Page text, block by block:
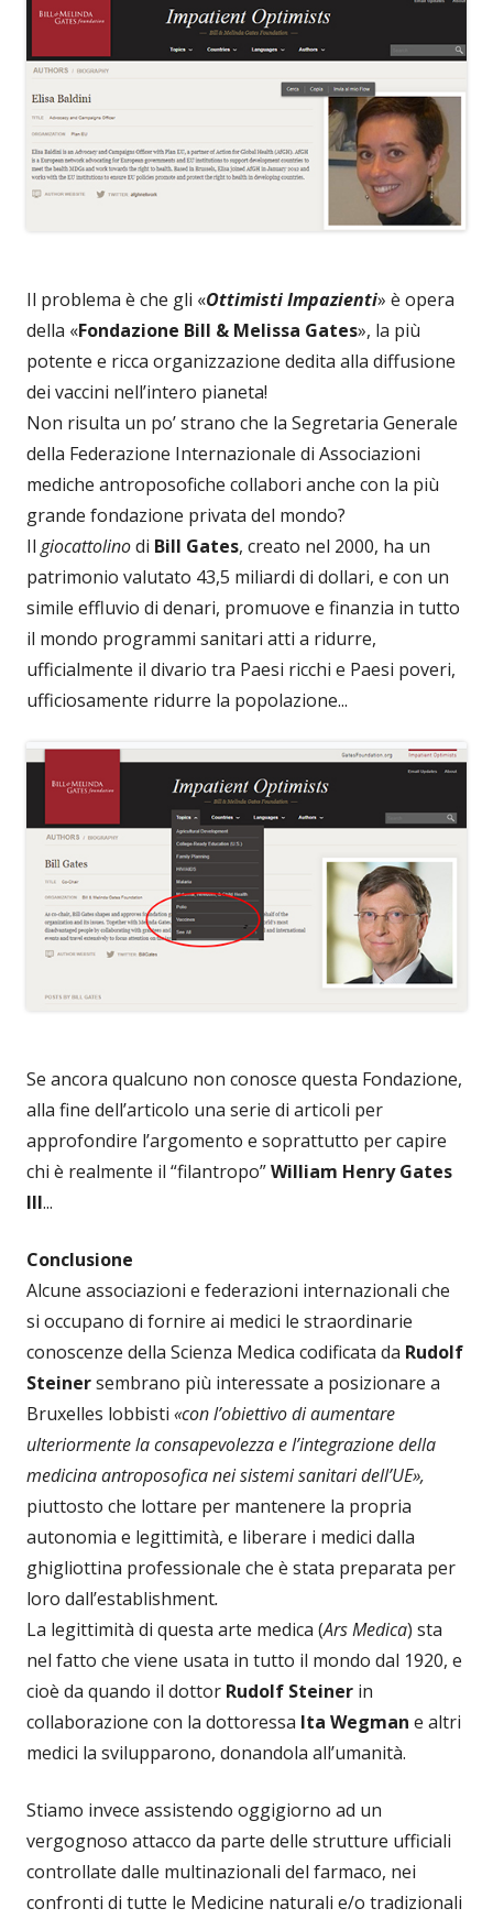
Il problema è che gli «Ottimisti Impazienti» è opera
della «Fondazione Bill & Melissa Gates», la più
potente e ricca organizzazione dedita alla diffusione
dei vaccini nell’intero pianeta!
Non risulta un po’ strano che la Segretaria Generale
della Federazione Internazionale di Associazioni
mediche antroposofiche collabori anche con la più
grande fondazione privata del mondo?
Il giocattolinodi Bill Gates, creato nel 2000, ha un
patrimonio valutato 43,5 miliardi di dollari, e con un
simile effluvio di denari, promuove e finanzia in tutto
il mondo programmi sanitari atti a ridurre,
ufficialmente il divario tra Paesi ricchi e Paesi poveri,
ufficiosamente ridurre la popolazione...
Se ancora qualcuno non conosce questa Fondazione,
alla fine dell’articolo una serie di articoli per
approfondire l’argomento e soprattutto per capire
chi è realmente il “filantropo”William Henry Gates
III...
Conclusione
Alcune associazioni e federazioni internazionali che
si occupano di fornire ai medici le straordinarie
conoscenze della Scienza Medica codificata da Rudolf
Steinersembrano più interessate a posizionare a
Bruxelles lobbisti «con l’obiettivo di aumentare
ulteriormente la consapevolezza e l’integrazione della
medicina antroposofica nei sistemi sanitari dell’UE»,
piuttosto che lottare per mantenere la propria
autonomia e legittimità, e liberare i medici dalla
ghigliottina professionale che è stata preparata per
loro dall’establishment.
La legittimità di questa arte medica (Ars Medica) sta
nel fatto che viene usata in tutto il mondo dal 1920, e
cioè da quando il dottor Rudolf Steiner in
collaborazione con la dottoressa Ita Wegman e altri
medici la svilupparono, donandola all’umanità.
Stiamo invece assistendo oggigiorno ad un
vergognoso attacco da parte delle strutture ufficiali
controllate dalle multinazionali del farmaco, nei
confronti di tutte le Medicine naturali e/o tradizionali